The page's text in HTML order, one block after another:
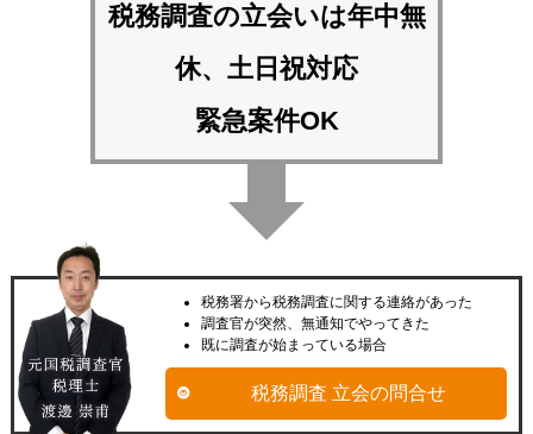
税務調査の立会いは年中無
休、土日祝対応
緊急案件OK
税務署から税務調査に関する連絡があった
調査官が突然、無通知でやってきた
既に調査が始まっている場合
税務調査 立会の問合せ